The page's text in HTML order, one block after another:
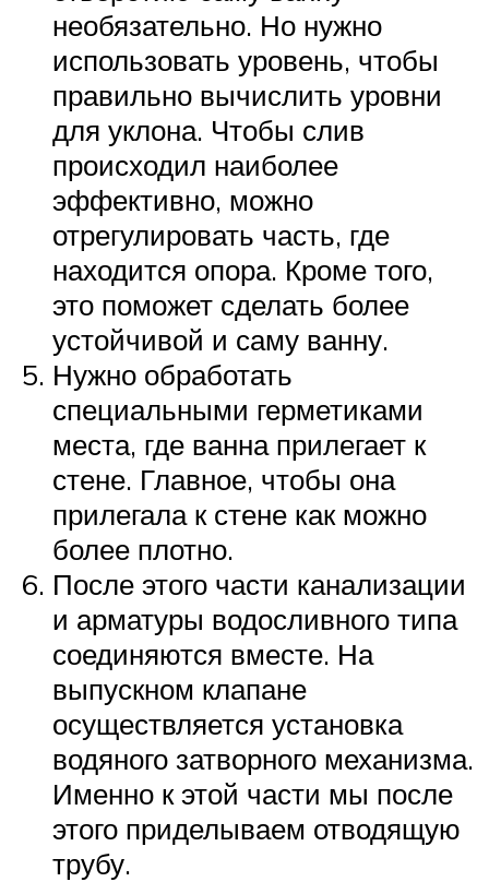
необязательно. Но нужно
использовать уровень, чтобы
правильно вычислить уровни
для уклона. Чтобы слив
происходил наиболее
эффективно, можно
отрегулировать часть, где
находится опора. Кроме того,
это поможет сделать более
устойчивой и саму ванну.
Нужно обработать
специальными герметиками
места, где ванна прилегает к
стене. Главное, чтобы она
прилегала к стене как можно
более плотно.
После этого части канализации
и арматуры водосливного типа
соединяются вместе. На
выпускном клапане
осуществляется установка
водяного затворного механизма.
Именно к этой части мы после
этого приделываем отводящую
трубу.